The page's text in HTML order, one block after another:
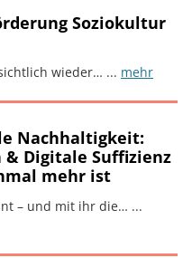
Soziokultur
wieder… ... mehr
Nachhaltigkeit:
Digitale Suffizienz
mehr ist
– und mit ihr die… ...